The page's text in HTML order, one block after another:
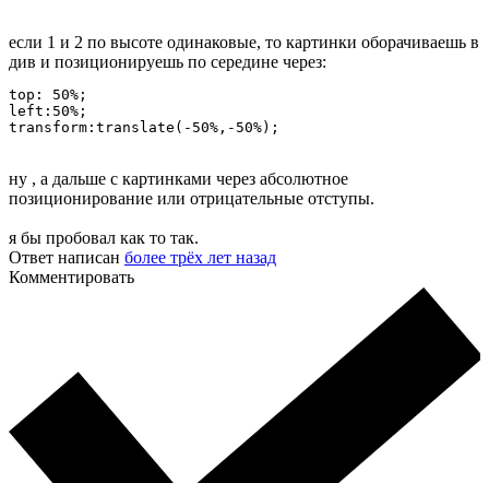
если 1 и 2 по высоте одинаковые, то картинки оборачиваешь в
див и позиционируешь по середине через:
top: 50%;
left:50%;
transform:translate(-50%,-50%);
ну , а дальше с картинками через абсолютное
позиционирование или отрицательные отступы.
я бы пробовал как то так.
Ответ написан более трёх лет назад
Комментировать